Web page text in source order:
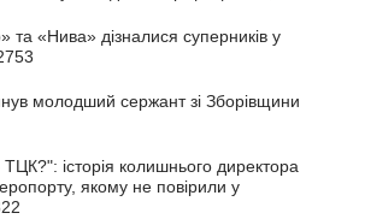
та «Нива» дізналися суперників у
молодший сержант зі Зборівщини
ТЦК?": історія колишнього директора
якому не повірили у